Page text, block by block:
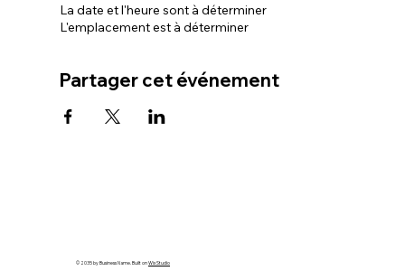
La date et l'heure sont à déterminer
L'emplacement est à déterminer
Partager cet événement
© 2035 by Business Name. Built onWix Studio